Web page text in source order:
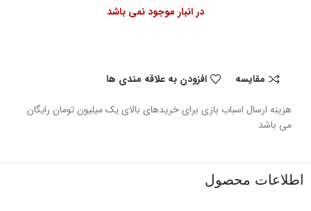
در انبار موجود نمی باشد
مقایسه افزودن به علاقه مندی ها
هزینه ارسال اسباب بازی برای خریدهای بالای یک میلیون تومان رایگان
می باشد
اطلاعات محصول